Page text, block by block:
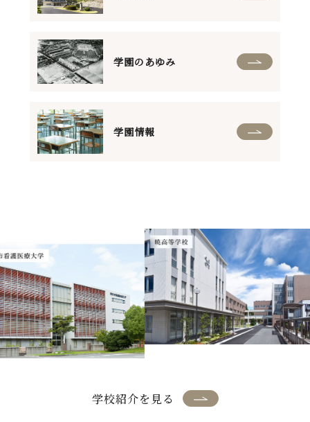
学園のあゆみ
学園情報
学校紹介を見る